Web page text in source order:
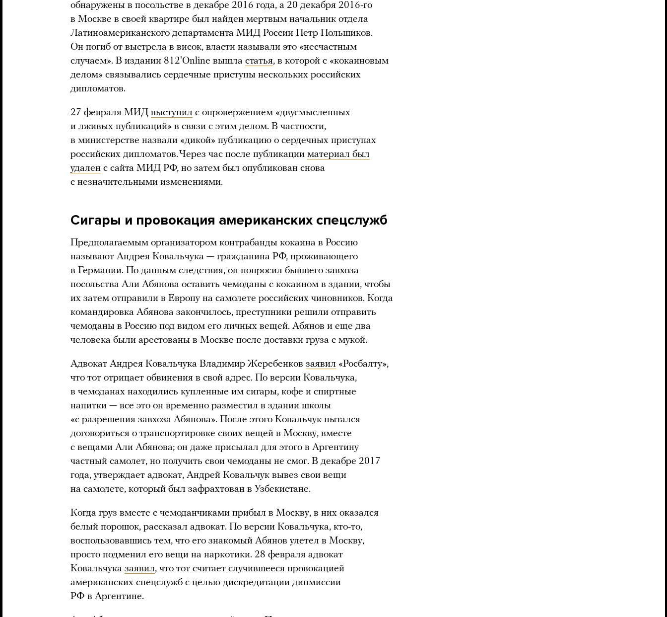
обнаружены в посольстве в декабре 2016 года, а 20 декабря 2016-го
в Москве в своей квартире был найден мертвым начальник отдела
Латиноамериканского департамента МИД России Петр Польшиков.
Он погиб от выстрела в висок, власти называли это «несчастным
случаем». В издании 812'Online вышла статья, в которой с «кокаиновым
делом» связывались сердечные приступы нескольких российских
дипломатов.
27 февраля МИД выступил с опровержением «двусмысленных
и лживых публикаций» в связи с этим делом. В частности,
в министерстве назвали «дикой» публикацию о сердечных приступах
российских дипломатов. Через час после публикации материал был
удален с сайта МИД РФ, но затем был опубликован снова
с незначительными изменениями.
Сигары и провокация американских спецслужб
Предполагаемым организатором контрабанды кокаина в Россию
называют Андрея Ковальчука — гражданина РФ, проживающего
в Германии. По данным следствия, он попросил бывшего завхоза
посольства Али Абянова оставить чемоданы с кокаином в здании, чтобы
их затем отправили в Европу на самолете российских чиновников. Когда
командировка Абянова закончилось, преступники решили отправить
чемоданы в Россию под видом его личных вещей. Абянов и еще два
человека были арестованы в Москве после доставки груза с мукой.
Адвокат Андрея Ковальчука Владимир Жеребенков заявил «Росбалту»,
что тот отрицает обвинения в свой адрес. По версии Ковальчука,
в чемоданах находились купленные им сигары, кофе и спиртные
напитки — все это он временно разместил в здании школы
«с разрешения завхоза Абянова». После этого Ковальчук пытался
договориться о транспортировке своих вещей в Москву, вместе
с вещами Али Абянова; он даже присылал для этого в Аргентину
частный самолет, но получить свои чемоданы не смог. В декабре 2017
года, утверждает адвокат, Андрей Ковальчук вывез свои вещи
на самолете, который был зафрахтован в Узбекистане.
Когда груз вместе с чемоданчиками прибыл в Москву, в них оказался
белый порошок, рассказал адвокат. По версии Ковальчука, кто-то,
воспользовавшись тем, что его знакомый Абянов улетел в Москву,
просто подменил его вещи на наркотики. 28 февраля адвокат
Ковальчука заявил, что тот считает случившееся провокацией
американских спецслужб с целью дискредитации дипмиссии
РФ в Аргентине.